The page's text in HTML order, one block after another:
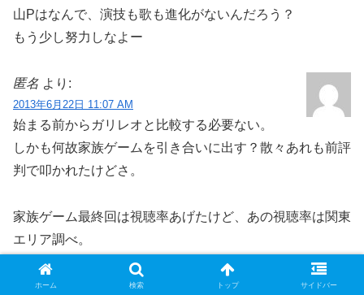
山Pはなんで、演技も歌も進化がないんだろう？
もう少し努力しなよー
匿名 より:
2013年6月22日 11:07 AM
始まる前からガリレオと比較する必要ない。
しかも何故家族ゲームを引き合いに出す？散々あれも前評
判で叩かれたけどさ。
家族ゲーム最終回は視聴率あげたけど、あの視聴率は関東
エリア調べ。
当日、関東に台風いましたっけ？まだ南の下でしょ、台風
は。台風で助けられて在宅率が…って、こじつけじゃん！
ホーム 検索 トップ サイドバー